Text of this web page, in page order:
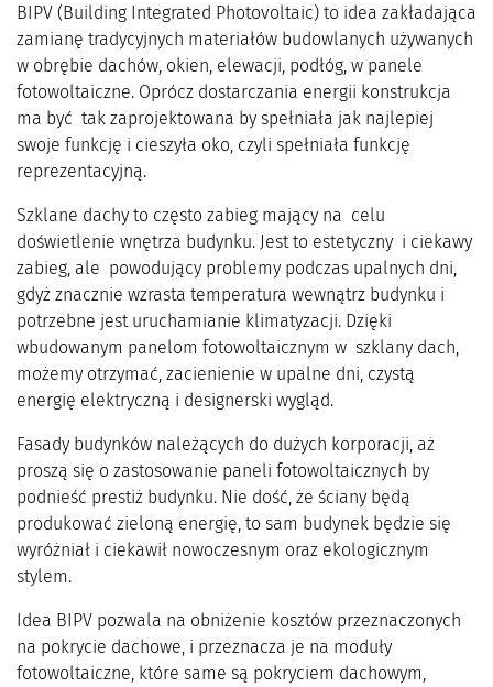
BIPV (Building Integrated Photovoltaic) to idea zakładająca
zamianę tradycyjnych materiałów budowlanych używanych
w obrębie dachów, okien, elewacji, podłóg, w panele
fotowoltaiczne. Oprócz dostarczania energii konstrukcja
ma być tak zaprojektowana by spełniała jak najlepiej
swoje funkcję i cieszyła oko, czyli spełniała funkcję
reprezentacyjną.
Szklane dachy to często zabieg mający na celu
doświetlenie wnętrza budynku. Jest to estetyczny i ciekawy
zabieg, ale powodujący problemy podczas upalnych dni,
gdyż znacznie wzrasta temperatura wewnątrz budynku i
potrzebne jest uruchamianie klimatyzacji. Dzięki
wbudowanym panelom fotowoltaicznym w szklany dach,
możemy otrzymać, zacienienie w upalne dni, czystą
energię elektryczną i designerski wygląd.
Fasady budynków należących do dużych korporacji, aż
proszą się o zastosowanie paneli fotowoltaicznych by
podnieść prestiż budynku. Nie dość, że ściany będą
produkować zieloną energię, to sam budynek będzie się
wyróżniał i ciekawił nowoczesnym oraz ekologicznym
stylem.
Idea BIPV pozwala na obniżenie kosztów przeznaczonych
na pokrycie dachowe, i przeznacza je na moduły
fotowoltaiczne, które same są pokryciem dachowym,